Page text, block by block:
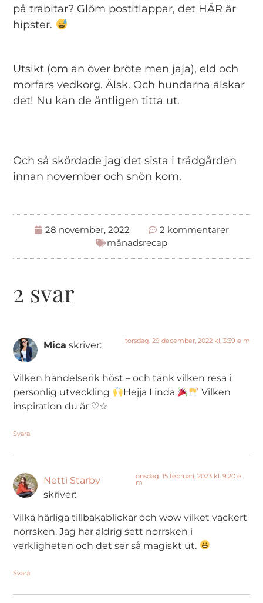
på träbitar? Glöm postitlappar, det HÄR är
hipster.
Utsikt (om än över bröte men jaja), eld och
morfars vedkorg. Älsk. Och hundarna älskar
det! Nu kan de äntligen titta ut.
Och så skördade jag det sista i trädgården
innan november och snön kom.
28 november, 2022
2 kommentarer
månadsrecap
2 svar
Mica skriver: torsdag, 29 december, 2022 kl. 3:39 e m
Vilken händelserik höst – och tänk vilken resa i
personlig utveckling
Hejja Linda
Vilken
inspiration du är ♡☆
Svara
Netti Starby
skriver:
onsdag, 15 februari, 2023 kl. 9:20 e
m
Vilka härliga tillbakablickar och wow vilket vackert
norrsken. Jag har aldrig sett norrsken i
verkligheten och det ser så magiskt ut.
Svara